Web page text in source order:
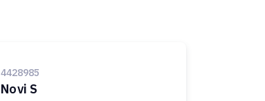
4428985
Novi S